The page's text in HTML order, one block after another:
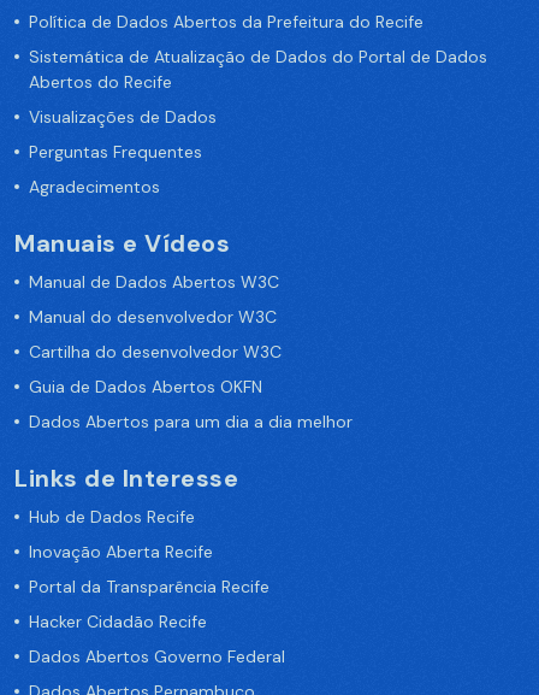
Política de Dados Abertos da Prefeitura do Recife
Sistemática de Atualização de Dados do Portal de Dados
Abertos do Recife
Visualizações de Dados
Perguntas Frequentes
Agradecimentos
Manuais e Vídeos
Manual de Dados Abertos W3C
Manual do desenvolvedor W3C
Cartilha do desenvolvedor W3C
Guia de Dados Abertos OKFN
Dados Abertos para um dia a dia melhor
Links de Interesse
Hub de Dados Recife
Inovação Aberta Recife
Portal da Transparência Recife
Hacker Cidadão Recife
Dados Abertos Governo Federal